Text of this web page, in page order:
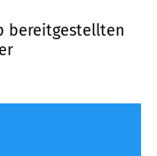
bereitgestellten